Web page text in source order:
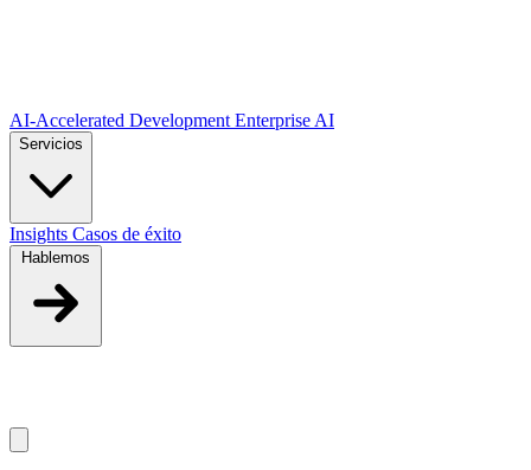
AI-Accelerated Development Enterprise AI
Servicios
Insights Casos de éxito